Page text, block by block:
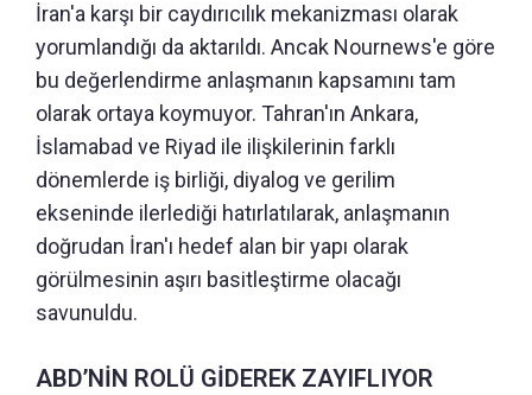
İran'a karşı bir caydırıcılık mekanizması olarak
yorumlandığı da aktarıldı. Ancak Nournews'e göre
bu değerlendirme anlaşmanın kapsamını tam
olarak ortaya koymuyor. Tahran'ın Ankara,
İslamabad ve Riyad ile ilişkilerinin farklı
dönemlerde iş birliği, diyalog ve gerilim
ekseninde ilerlediği hatırlatılarak, anlaşmanın
doğrudan İran'ı hedef alan bir yapı olarak
görülmesinin aşırı basitleştirme olacağı
savunuldu.
ABD’NİN ROLÜ GİDEREK ZAYIFLIYOR